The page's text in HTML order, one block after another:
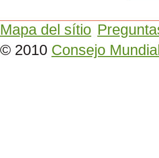
Mapa del sítio
© 2010 Consejo